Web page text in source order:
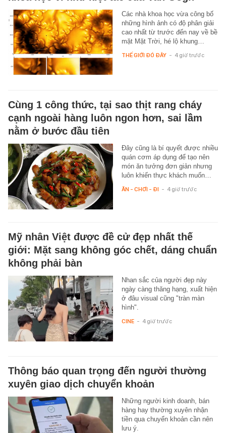
Các nhà khoa học vừa công bố
những hình ảnh có độ phân giải
cao nhất từ trước đến nay về bề
mặt Mặt Trời, hé lộ khung…
THẾ GIỚI ĐÓ ĐÂY - 4 giờ trước
Cùng 1 công thức, tại sao thịt rang cháy
cạnh ngoài hàng luôn ngon hơn, sai lầm
nằm ở bước đầu tiên
Đây cũng là bí quyết được nhiều
quán cơm áp dụng để tạo nên
món ăn tưởng đơn giản nhưng
luôn khiến thực khách muốn…
ĂN - CHƠI - ĐI - 4 giờ trước
Mỹ nhân Việt được đề cử đẹp nhất thế
giới: Mặt sang không góc chết, dáng chuẩn
không phải bàn
Nhan sắc của người đẹp này
ngày càng thăng hạng, xuất hiện
ở đâu visual cũng "tràn màn
hình".
CINE - 4 giờ trước
Thông báo quan trọng đến người thường
xuyên giao dịch chuyển khoản
Những người kinh doanh, bán
hàng hay thường xuyên nhận
tiền qua chuyển khoản cần nên
lưu ý.